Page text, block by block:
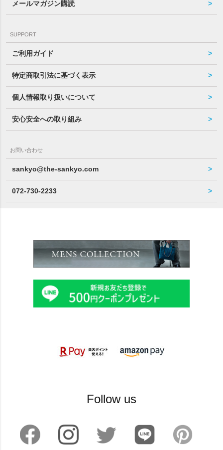
メールマガジン購読
SUPPORT
ご利用ガイド
特定商取引法に基づく表示
個人情報取り扱いについて
安心安全への取り組み
お問い合わせ
sankyo@the-sankyo.com
072-730-2233
Follow us